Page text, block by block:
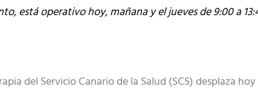
está operativo hoy, mañana y el jueves de 9:00 a
del Servicio Canario de la Salud (SCS) desplaza